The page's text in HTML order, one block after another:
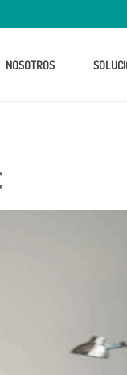
NOSOTROS